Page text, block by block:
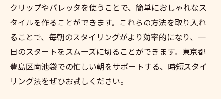
クリップやバレッタを使うことで、簡単におしゃれなス
タイルを作ることができます。これらの方法を取り入れ
ることで、毎朝のスタイリングがより効率的になり、一
日のスタートをスムーズに切ることができます。東京都
豊島区南池袋での忙しい朝をサポートする、時短スタイ
リング法をぜひお試しください。